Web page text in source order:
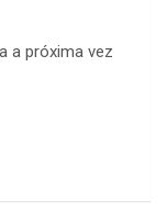
a próxima vez